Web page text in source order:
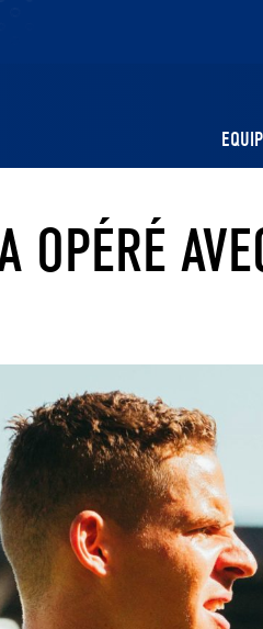
OPÉRÉ